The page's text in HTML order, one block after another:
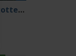
EXIT - The Forgotten Island